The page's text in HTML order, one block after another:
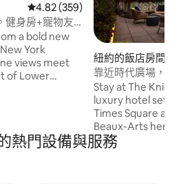
從 359 則評價中獲得 4.82 的平均
4.82 (359)
健身房+寵物友
a bold new
York
views meet
of Lower
& bar on-
紐約的飯店房間
靠近時代廣場，有
家餐廳
Stay at The
luxury hotel set
Times Square
Beaux-Arts
sophistication,
you steps from
熱門設備與服務